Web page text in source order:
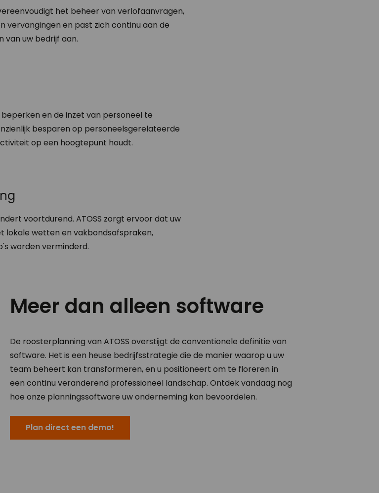
het beheer van verlofaanvragen,
vervangingen en past zich continu aan de
uw bedrijf aan.
en de inzet van personeel te
besparen op personeelsgerelateerde
op een hoogtepunt houdt.
voortdurend. ATOSS zorgt ervoor dat uw
lokale wetten en vakbondsafspraken,
worden verminderd.
Meer dan alleen software
De roosterplanning van ATOSS overstijgt de conventionele definitie van
software. Het is een heuse bedrijfsstrategie die de manier waarop u uw
team beheert kan transformeren, en u positioneert om te floreren in
een continu veranderend professioneel landschap. Ontdek vandaag nog
hoe onze planningssoftware uw onderneming kan bevoordelen.
Plan direct een demo!